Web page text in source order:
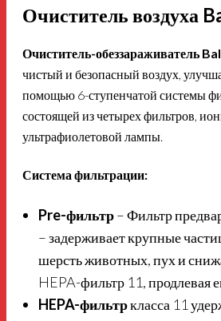
Очиститель воздуха
Очиститель-обеззараживатель
чистый и безопасный воздух,
помощью 6-ступенчатой системы
состоящей из четырех фильтров,
ультрафиолетовой лампы.
Система фильтрации:
Pre-фильтр– Фильтр
– задерживает крупные
шерсть животных, пух и
HEPA-фильтр 11, продлевая
HEPA-фильтркласса 11